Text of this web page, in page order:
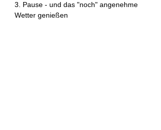
3. Pause - und das "noch" angenehme
Wetter genießen